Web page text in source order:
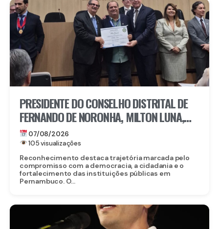
PRESIDENTE DO CONSELHO DISTRITAL DE
FERNANDO DE NORONHA, MILTON LUNA,
RECEBE MEDALHA DO MÉRITO ELEITORAL
FREI CANECA, UMA DAS MAIORES
HONRARIAS DO TRE-PE
07/08/2026
105 visualizações
Reconhecimento destaca trajetória marcada pelo
compromisso com a democracia, a cidadania e o
fortalecimento das instituições públicas em
Pernambuco. O...